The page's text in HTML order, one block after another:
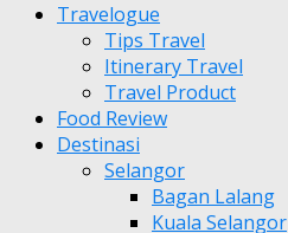
Travelogue
Tips Travel
Itinerary Travel
Travel Product
Food Review
Destinasi
Selangor
Bagan Lalang
Kuala Selangor